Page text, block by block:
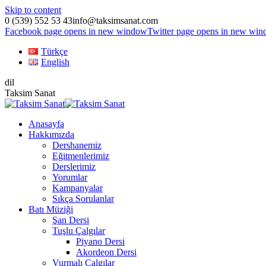
Skip to content
0 (539) 552 53 43info@taksimsanat.com
Facebook page opens in new windowTwitter page opens in new
Türkçe
English
dil
Taksim Sanat
Anasayfa
Hakkımızda
Dershanemiz
Eğitmenlerimiz
Derslerimiz
Yorumlar
Kampanyalar
Sıkça Sorulanlar
Batı Müziği
Şan Dersi
Tuşlu Çalgılar
Piyano Dersi
Akordeon Dersi
Vurmalı Çalgılar